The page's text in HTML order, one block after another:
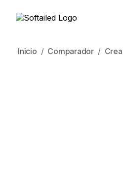
Inicio Comparador